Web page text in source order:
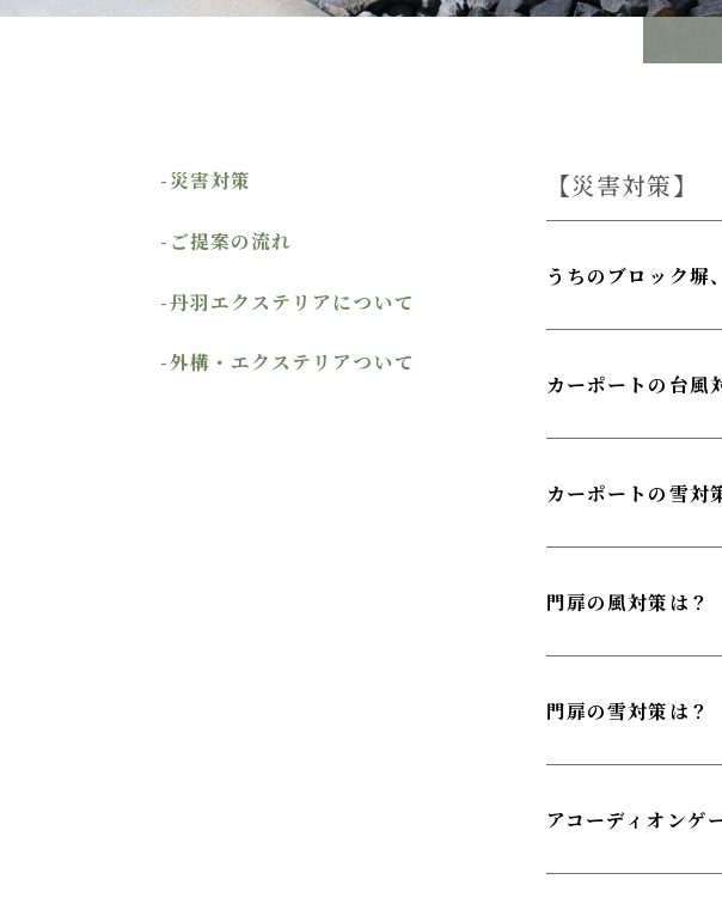
-災害対策
-ご提案の流れ
-丹羽エクステリアについて
-外構・エクステリアついて
災害対策
うちのブロック
カーポートの台風
カーポートの雪対
門扉の風対策は？
門扉の雪対策は？
アコーディオンゲ